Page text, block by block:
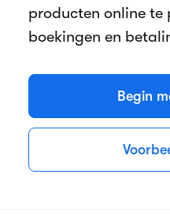
producten online te
boekingen en
Begin